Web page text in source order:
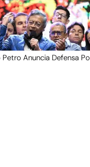
Anuncia Defensa